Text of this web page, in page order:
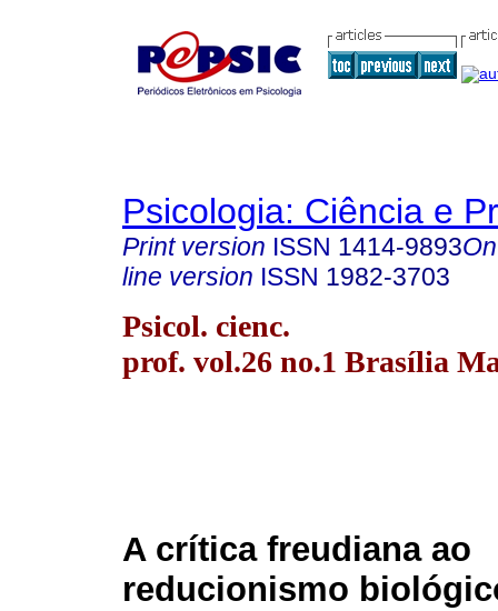
Psicologia: Ciência e
Print version ISSN 1414-9893
line version ISSN 1982-3703
Psicol. cienc.
prof. vol.26 no.1 Brasília
A crítica freudiana ao
reducionismo